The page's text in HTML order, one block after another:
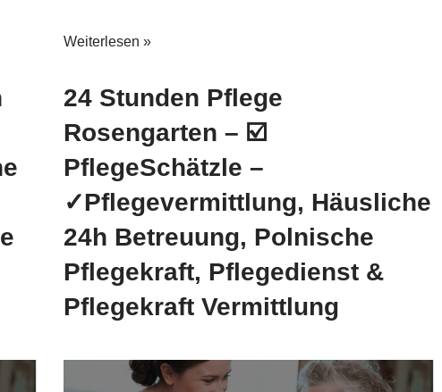
Weiterlesen »
24 Stunden Pflege
Rosengarten – ☑️
PflegeSchätzle –
✓Pflegevermittlung, Häusliche
24h Betreuung, Polnische
Pflegekraft, Pflegedienst &
Pflegekraft Vermittlung